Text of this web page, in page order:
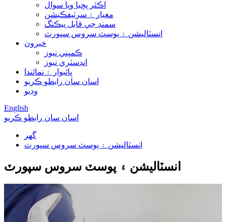
اڪثر پڇيا ويا سوال
معيار ۽ سرٽيفڪيشن
سمنڊ جي قابل پيڪنگ
انسٽاليشن ۽ پوسٽ سروس سپورٽ
خبرون
ڪمپني نيوز
انڊسٽري نيوز
ڀائيوار ۽ نمائندا
اسان سان رابطو ڪريو
وڊيو
English
اسان سان رابطو ڪريو
گھر
انسٽاليشن ۽ پوسٽ سروس سپورٽ
انسٽاليشن ۽ پوسٽ سروس سپورٽ